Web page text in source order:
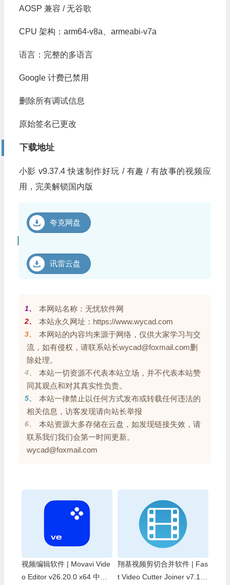
AOSP 兼容 / 无谷歌
CPU 架构：arm64-v8a、armeabi-v7a
语言：完整的多语言
Google 计费已禁用
删除所有调试信息
原始签名已更改
下载地址
小影 v9.37.4 快速制作好玩 / 有趣 / 有故事的视频应
用，完美解锁国内版
夸克网盘
讯雷云盘
1、 本网站名称：无忧软件网
2、 本站永久网址：https://www.wycad.com
3、
本网站的内容均来源于网络，仅供大家学习与交
流，如有侵权，请联系站长wycad@foxmail.com删
除处理。
4、
本站一切资源不代表本站立场，并不代表本站赞
同其观点和对其真实性负责。
5、
本站一律禁止以任何方式发布或转载任何违法的
相关信息，访客发现请向站长举报
6、
本站资源大多存储在云盘，如发现链接失效，请
联系我们我们会第一时间更新。
wycad@foxmail.com
视频编辑软件 | Movavi Vide
o Editor v26.20.0 x64 中文
翔基视频剪切合并软件 | Fas
t Video Cutter Joiner v7.1.7.